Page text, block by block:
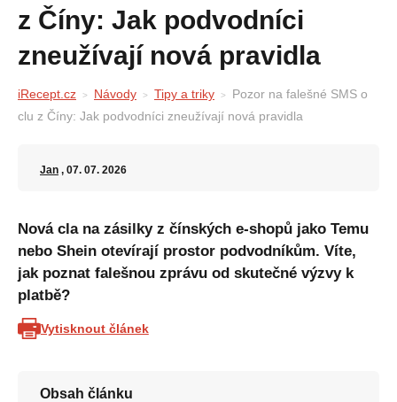
z Číny: Jak podvodníci
zneužívají nová pravidla
iRecept.cz Návody Tipy a triky
Pozor na falešné SMS o
clu z Číny: Jak podvodníci zneužívají nová pravidla
Jan , 07. 07. 2026
Nová cla na zásilky z čínských e-shopů jako Temu
nebo Shein otevírají prostor podvodníkům. Víte,
jak poznat falešnou zprávu od skutečné výzvy k
platbě?
Vytisknout článek
Obsah článku